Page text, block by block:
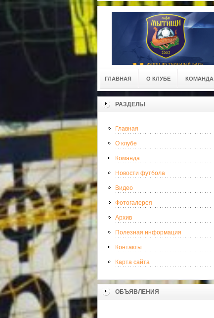
ГЛАВНАЯ О КЛУБЕ КОМАНДА
РАЗДЕЛЫ
Главная
О клубе
Команда
Новости футбола
Видео
Фотогалерея
Архив
Полезная информация
Контакты
Карта сайта
ОБЪЯВЛЕНИЯ